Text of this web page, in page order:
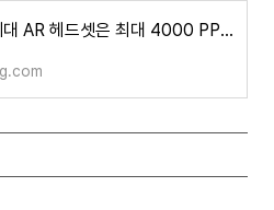
Apple 2세대 AR 헤드셋은 최대 4000 PPI 디스플레이를 탑재한다?